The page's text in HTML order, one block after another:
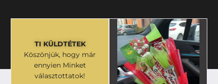
TI KÜLDTÉTEK
Köszönjük, hogy már
ennyien Minket
választottatok!